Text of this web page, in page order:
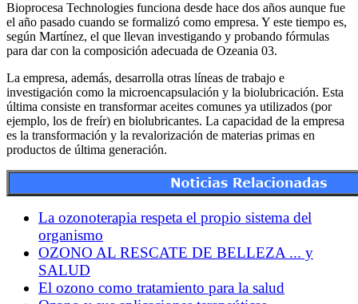
Bioprocesa Technologies funciona desde hace dos años aunque fue
el año pasado cuando se formalizó como empresa. Y este tiempo es,
según Martínez, el que llevan investigando y probando fórmulas
para dar con la composición adecuada de Ozeania 03.
La empresa, además, desarrolla otras líneas de trabajo e
investigación como la microencapsulación y la biolubricación. Esta
última consiste en transformar aceites comunes ya utilizados (por
ejemplo, los de freír) en biolubricantes. La capacidad de la empresa
es la transformación y la revalorización de materias primas en
productos de última generación.
La ozonoterapia respeta el propio sistema del
organismo
OZONO AL RESCATE DE BELLEZA ... y
SALUD
El ozono como tratamiento para la salud